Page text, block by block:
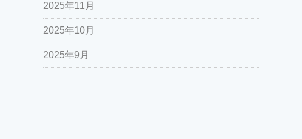
2025年11月
2025年10月
2025年9月